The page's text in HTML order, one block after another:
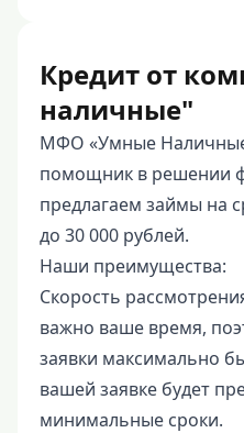
Кредит от
наличные"
МФО «Умные
помощник в решении
предлагаем займы на
до 30 000 рублей.
Наши преимущества:
Скорость
важно ваше время,
заявки максимально
вашей заявке будет
минимальные сроки.